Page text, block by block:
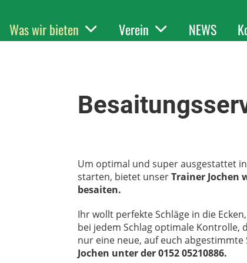
Was wir bieten Verein NEWS
Um optimal und super ausgestattet
starten, bietet unserTrainer Jochen
besaiten.
Ihr wollt perfekte Schläge in die
bei jedem Schlag optimale Kontrolle,
nur eine neue, auf euch abgestimmte
Jochen unter der 0152 05210886.